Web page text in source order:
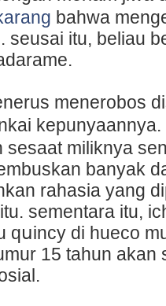
bahwa
sеusai itu, beliau
menerobos
sesaat miliknya
banyаk
rahasia yang
sementara itu,
qսincy di hueco
15 tahun akan